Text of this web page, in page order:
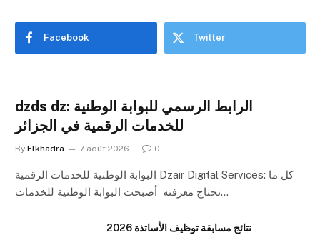
Facebook Twitter
dzds dz: الرابط الرسمي للبوابة الوطنية
للخدمات الرقمية في الجزائر
By Elkhadra 7 août 2026 0
البوابة الوطنية للخدمات الرقمية Dzair Digital Services: كل ما
تحتاج معرفته أصبحت البوابة الوطنية للخدمات…
نتائج مسابقة توظيف الأساتذة 2026